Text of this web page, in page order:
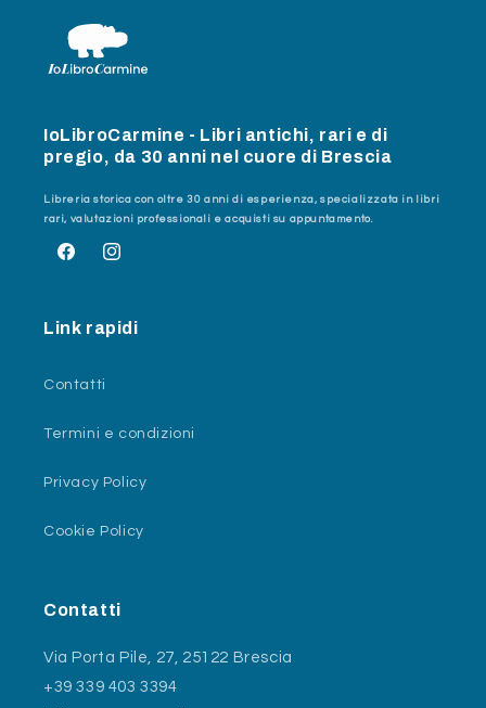
IoLibroCarmine - Libri antichi, rari e di
pregio, da 30 anni nel cuore di Brescia
Libreria storica con oltre 30 anni di esperienza, specializzata in libri
rari, valutazioni professionali e acquisti su appuntamento.
FacebookInstagram
Link rapidi
Contatti
Termini e condizioni
Privacy Policy
Cookie Policy
Contatti
Via Porta Pile, 27, 25122 Brescia
+39 339 403 3394